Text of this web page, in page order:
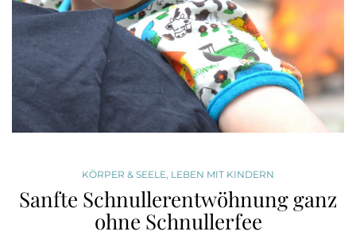
KÖRPER & SEELE, LEBEN MIT KINDERN
Sanfte Schnullerentwöhnung ganz
ohne Schnullerfee